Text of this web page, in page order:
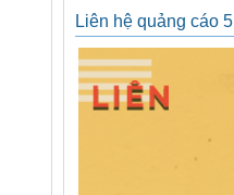
Liên hệ quảng cáo 5